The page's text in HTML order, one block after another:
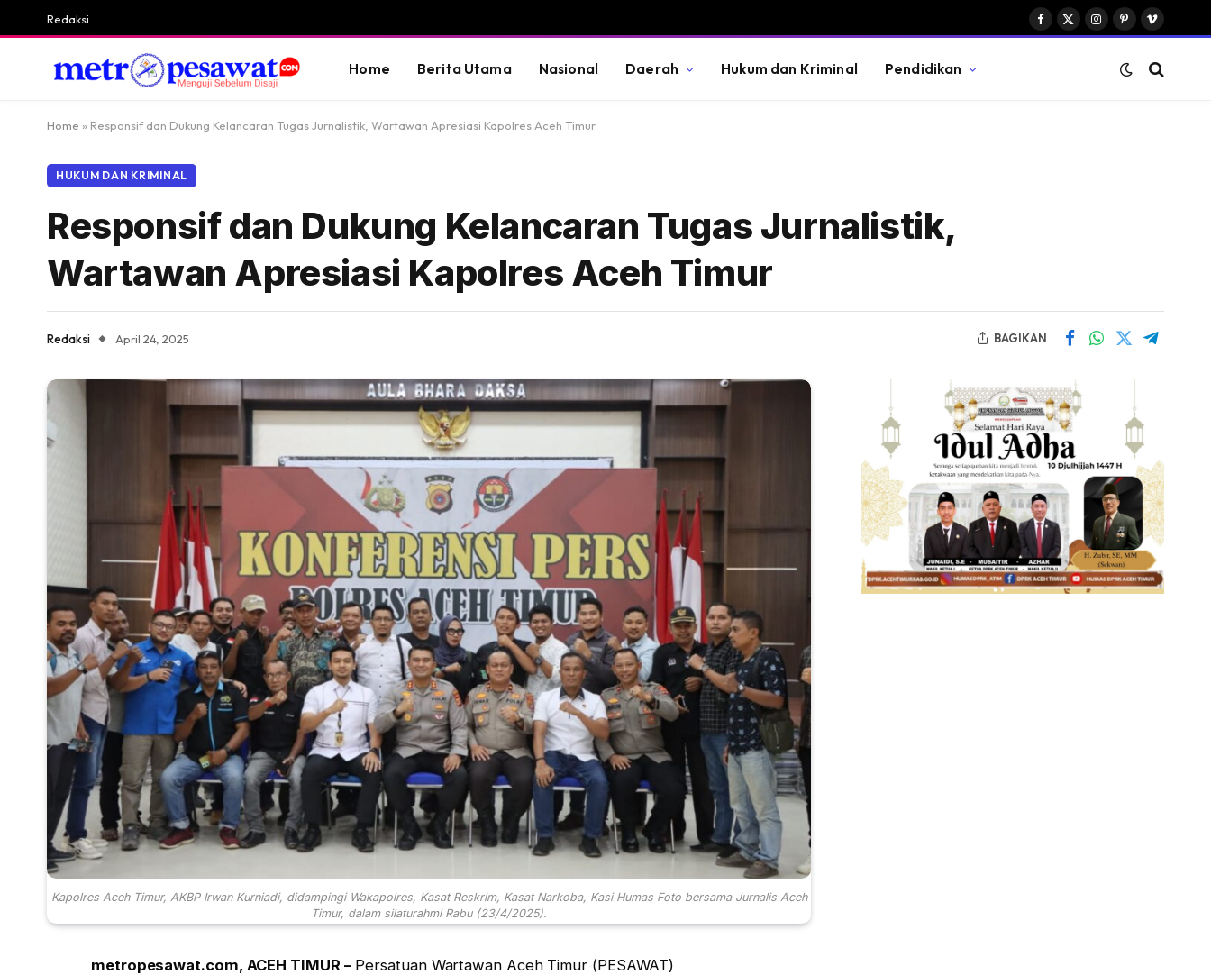
Redaksi
Facebook
X
Instagram
PinterestVimeo
Home Berita Utama Nasional Daerah Hukum dan Kriminal Pendidikan
Home » Responsif dan Dukung Kelancaran Tugas Jurnalistik, Wartawan Apresiasi Kapolres Aceh Timur
HUKUM DAN KRIMINAL
Responsif dan Dukung Kelancaran Tugas Jurnalistik,
Wartawan Apresiasi Kapolres Aceh Timur
Redaksi April 24, 2025 BAGIKAN
Kapolres Aceh Timur, AKBP Irwan Kurniadi, didampingi Wakapolres, Kasat Reskrim, Kasat Narkoba, Kasi Humas Foto bersama Jurnalis Aceh
Timur, dalam silaturahmi Rabu (23/4/2025).
metropesawat.com, ACEH TIMUR –Persatuan Wartawan Aceh Timur (PESAWAT)